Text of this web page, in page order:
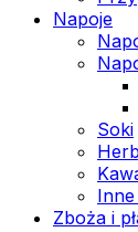
Napoje
Soki
Zboża i